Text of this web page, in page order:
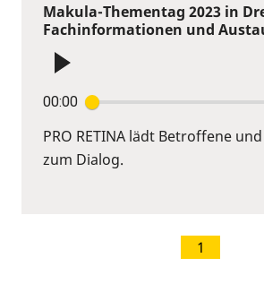
Makula-Thementag 2023 in
Fachinformationen und
00:00
PRO RETINA lädt Betroffene
zum Dialog.
1